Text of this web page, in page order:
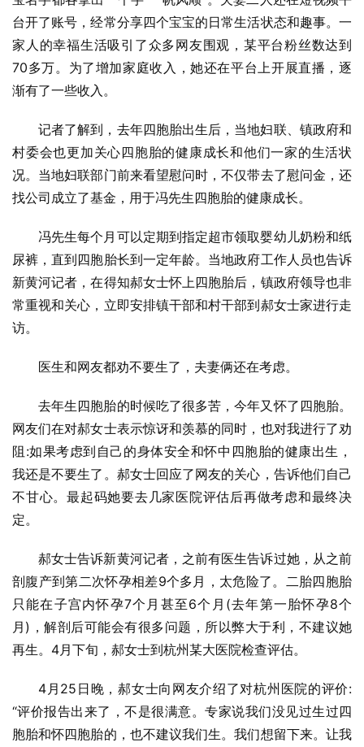
台开了账号，经常分享四个宝宝的日常生活状态和趣事。一
家人的幸福生活吸引了众多网友围观，某平台粉丝数达到
70多万。为了增加家庭收入，她还在平台上开展直播，逐
渐有了一些收入。
记者了解到，去年四胞胎出生后，当地妇联、镇政府和
村委会也更加关心四胞胎的健康成长和他们一家的生活状
况。当地妇联部门前来看望慰问时，不仅带去了慰问金，还
找公司成立了基金，用于冯先生四胞胎的健康成长。
冯先生每个月可以定期到指定超市领取婴幼儿奶粉和纸
尿裤，直到四胞胎长到一定年龄。当地政府工作人员也告诉
新黄河记者，在得知郝女士怀上四胞胎后，镇政府领导也非
常重视和关心，立即安排镇干部和村干部到郝女士家进行走
访。
医生和网友都劝不要生了，夫妻俩还在考虑。
去年生四胞胎的时候吃了很多苦，今年又怀了四胞胎。
网友们在对郝女士表示惊讶和羡慕的同时，也对我进行了劝
阻:如果考虑到自己的身体安全和怀中四胞胎的健康出生，
我还是不要生了。郝女士回应了网友的关心，告诉他们自己
不甘心。最起码她要去几家医院评估后再做考虑和最终决
定。
郝女士告诉新黄河记者，之前有医生告诉过她，从之前
剖腹产到第二次怀孕相差9个多月，太危险了。二胎四胞胎
只能在子宫内怀孕7个月甚至6个月(去年第一胎怀孕8个
月)，解剖后可能会有很多问题，所以弊大于利，不建议她
再生。4月下旬，郝女士到杭州某大医院检查评估。
4月25日晚，郝女士向网友介绍了对杭州医院的评价:
“评价报告出来了，不是很满意。专家说我们没见过生过四
胞胎和怀四胞胎的，也不建议我们生。我们想留下来。让我